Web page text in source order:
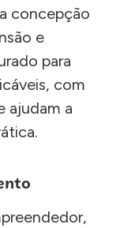
concepção
e
para
com
ajudam a